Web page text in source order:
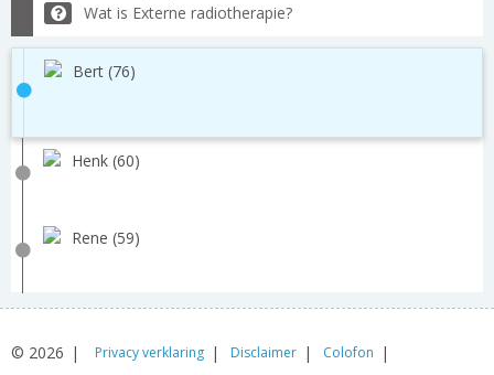
Wat is Externe radiotherapie?
Bert (76)
Henk (60)
Rene (59)
© 2026 Privacy verklaring Disclaimer Colofon